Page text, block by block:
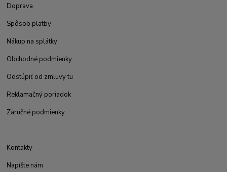
Doprava
Spôsob platby
Nákup na splátky
Obchodné podmienky
Odstúpiť od zmluvy tu
Reklamačný poriadok
Záručné podmienky
Kontakty
Napíšte nám